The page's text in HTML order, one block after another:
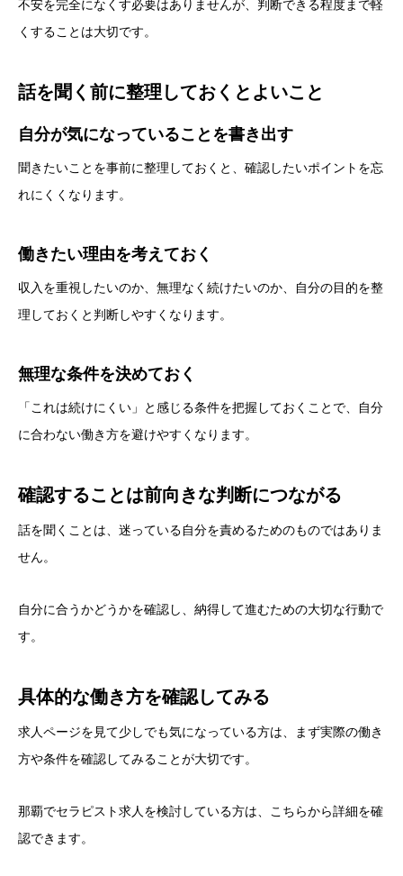
不安を完全になくす必要はありませんが、判断できる程度まで軽
くすることは大切です。
話を聞く前に整理しておくとよいこと
自分が気になっていることを書き出す
聞きたいことを事前に整理しておくと、確認したいポイントを忘
れにくくなります。
働きたい理由を考えておく
収入を重視したいのか、無理なく続けたいのか、自分の目的を整
理しておくと判断しやすくなります。
無理な条件を決めておく
「これは続けにくい」と感じる条件を把握しておくことで、自分
に合わない働き方を避けやすくなります。
確認することは前向きな判断につながる
話を聞くことは、迷っている自分を責めるためのものではありま
せん。
自分に合うかどうかを確認し、納得して進むための大切な行動で
す。
具体的な働き方を確認してみる
求人ページを見て少しでも気になっている方は、まず実際の働き
方や条件を確認してみることが大切です。
那覇でセラピスト求人を検討している方は、こちらから詳細を確
認できます。